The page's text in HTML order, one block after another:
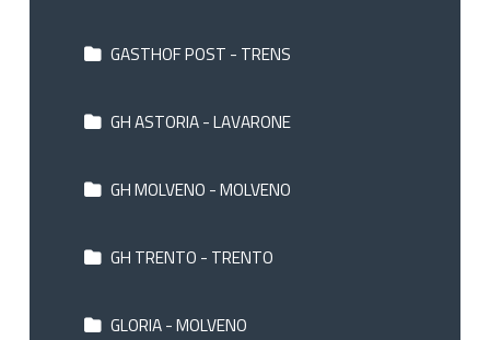
GASTHOF POST - TRENS
GH ASTORIA - LAVARONE
GH MOLVENO - MOLVENO
GH TRENTO - TRENTO
GLORIA - MOLVENO